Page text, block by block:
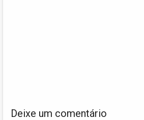
Deixe um comentário